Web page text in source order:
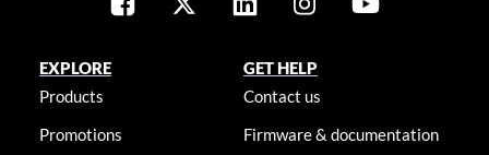
EXPLORE
Products
Promotions
GET HELP
Contact us
Firmware & documentation